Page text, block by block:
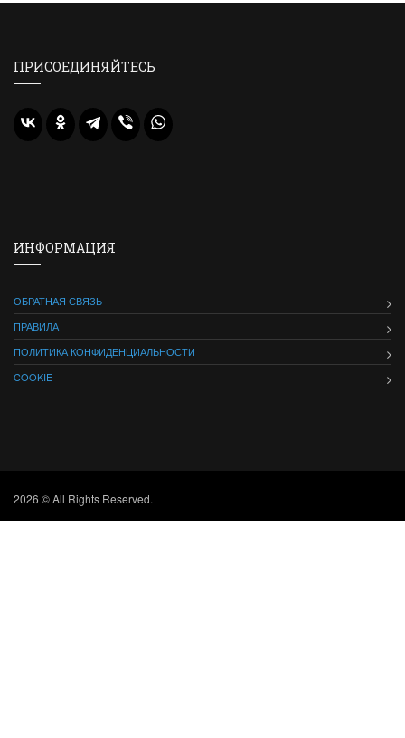
ПРИСОЕДИНЯЙТЕСЬ
ИНФОРМАЦИЯ
ОБРАТНАЯ СВЯЗЬ
ПРАВИЛА
ПОЛИТИКА КОНФИДЕНЦИАЛЬНОСТИ
COOKIE
2026 © All Rights Reserved.